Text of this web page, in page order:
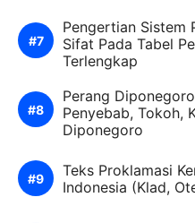
Pengertian Sistem
Sifat Pada Tabel
Terlengkap
Perang
Penyebab, Tokoh,
Diponegoro
Teks Proklamasi
Indonesia (Klad,